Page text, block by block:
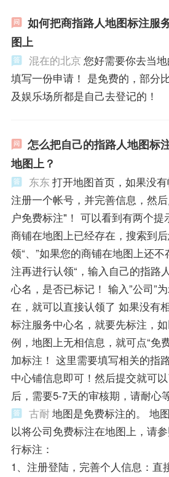
如何把商指路人地图标注服
图上
混在的北京 您好需要你去当
填写一份申请！ 是免费的，部分
及娱乐场所都是自己去登记的！
怎么把自己的指路人地图标
地图上？
东东 打开地图首页，如果没
注册一个帐号，并完善信息，然
户免费标注"！ 可以看到有两个提
商铺在地图上已经存在，搜索到
领“、”如果您的商铺在地图上还
注再进行认领“，输入自己的指路人
心名，是否已标记！ 输入”公司”
在，就可以直接认领了 如果没有
标注服务中心名，就要先标注，
例，地图上无相信息，就可点“免
加标注！ 这里需要填写相关的指
中心铺信息即可！然后提交就可
后，需要5-7天的审核期，请耐心
古耐 地图是免费标注的。 地
以将公司免费标注在地图上，请
行标注：
1、注册登陆，完善个人信息：直